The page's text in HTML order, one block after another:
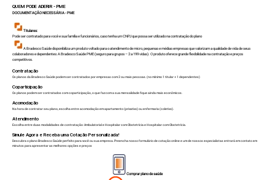
QUEM PODE ADERIR - PME
DOCUMENTAÇÃO NECESSÁRIA - PME
Titulares:
Pode ser contratado para você e sua família e funcionários, caso tenha um CNPJ que possa ser utilizado na contratação do plano
A Bradesco Saúde disponibiliza um produto voltado para o atendimento de micro, pequenas e médias empresas que valorizam a qualidade de vida de seus
colaboradores e dependentes: A Bradesco Saúde PME (seguro para grupos – 2 a 199 vidas). O produto oferece grande flexibilidade na contratação e preços
competitivos.
Contratação
Os planos da Bradesco Saúde podem ser contratados por empresas com 2 ou mais pessoas. (no mínimo 1 titular + 1 dependentes)
Coparticipação
Os planos podem ser contratados com coparticipação, o que faz com a sua mensalidade fique ainda mais econômicos.
Acomodação
Na hora de contratar seu plano, escolha entre acomodação em apartamento (privativo) ou enfermaria (coletivo).
Atendimento
Escolha entre duas modalidades de contratação: Ambulatorial e Hospitalar com Obstetrícia e Hospitalar com Obstetrícia.
Simule Agora e Receba uma Cotação Personalizada!
Descubra o plano Bradesco Saúde perfeito para você ou sua empresa. Preencha nosso formulário de cotação online e um de nossos especialistas entrará em contato em
minutos para apresentar as melhores opções e preços
Comprar plano de saúde